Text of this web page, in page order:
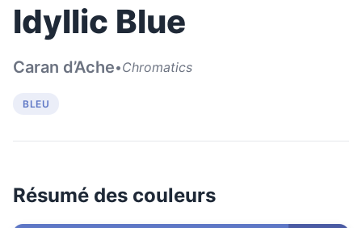
Idyllic Blue
Caran d’Ache•Chromatics
BLEU
Résumé des couleurs